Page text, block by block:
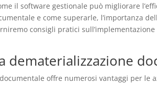
il software gestionale può migliorare
e come superarle, l’importanza
consigli pratici
dematerializzazione
offre numerosi vantaggi per le